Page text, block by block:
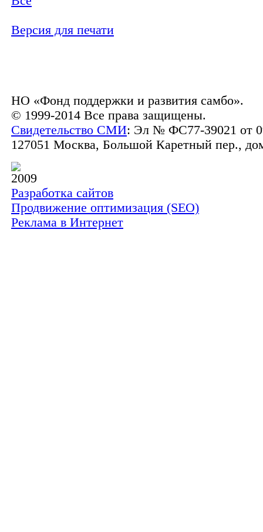
Версия для печати
НО «Фонд поддержки и развития самбо».
© 1999-2014 Все права защищены.
Свидетельство СМИ: Эл № ФС77-39021 от
127051 Москва, Большой Каретный пер.,
2009
Разработка сайтов
Продвижение оптимизация (SEO)
Реклама в Интернет